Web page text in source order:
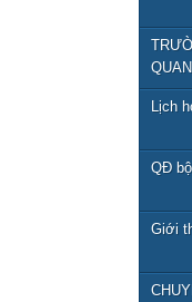
Lịch
QĐ
Giới